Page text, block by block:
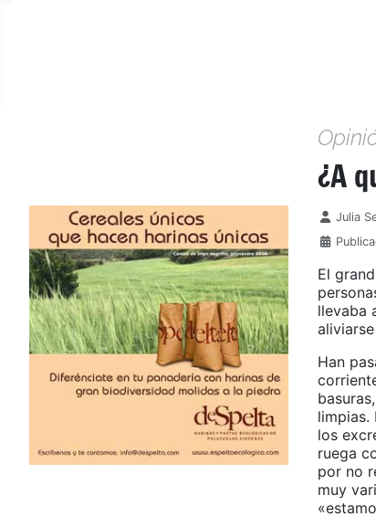
¿A
Detalles
Julia
El
llevaba
Han
limpias.
los
ruega
por no
muy